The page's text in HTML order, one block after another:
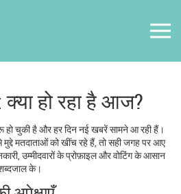
हो रहा है आज?
हो चुकी है और हर दिन नई खबरें सामने आ रही हैं।
मतदाताओं को खींच रहे हैं, तो सही जगह पर आए
उम्मीदवारों के प्रोफ़ाइल और वोटिंग के आसान
शब्दजाल के।